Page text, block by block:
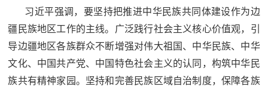
空
国
防
智
习近平强调，要坚持把推进中华民族共同体建设作为边
疆民族地区工作的主线。广泛践行社会主义核心价值观，引
导边疆地区各族群众不断增强对伟大祖国、中华民族、中华
文化、中国共产党、中国特色社会主义的认同，构筑中华民
族共有精神家园。坚持和完善民族区域自治制度，保障各族